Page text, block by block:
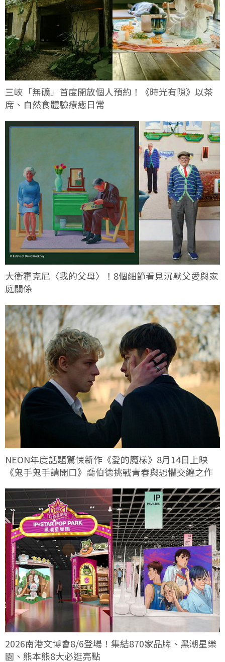
三峽「無礦」首度開放個人預約！《時光有隙》以茶
席、自然食體驗療癒日常
大衛霍克尼〈我的父母〉！8個細節看見沉默父愛與家
庭關係
NEON年度話題驚悚新作《愛的魔樣》8月14日上映
《鬼手鬼手請開口》喬伯德挑戰青春與恐懼交纏之作
2026南港文博會8/6登場！集結870家品牌、黑潮星樂
園、熊本熊8大必逛亮點